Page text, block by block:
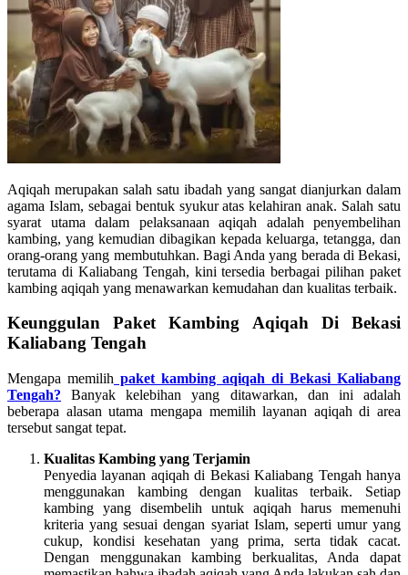
Aqiqah merupakan salah satu ibadah yang sangat dianjurkan dalam
agama Islam, sebagai bentuk syukur atas kelahiran anak. Salah satu
syarat utama dalam pelaksanaan aqiqah adalah penyembelihan
kambing, yang kemudian dibagikan kepada keluarga, tetangga, dan
orang-orang yang membutuhkan. Bagi Anda yang berada di Bekasi,
terutama di Kaliabang Tengah, kini tersedia berbagai pilihan paket
kambing aqiqah yang menawarkan kemudahan dan kualitas terbaik.
Keunggulan Paket Kambing Aqiqah Di Bekasi
Kaliabang Tengah
Mengapa memilih paket kambing aqiqah di Bekasi Kaliabang
Tengah? Banyak kelebihan yang ditawarkan, dan ini adalah
beberapa alasan utama mengapa memilih layanan aqiqah di area
tersebut sangat tepat.
Kualitas Kambing yang Terjamin
Penyedia layanan aqiqah di Bekasi Kaliabang Tengah hanya
menggunakan kambing dengan kualitas terbaik. Setiap
kambing yang disembelih untuk aqiqah harus memenuhi
kriteria yang sesuai dengan syariat Islam, seperti umur yang
cukup, kondisi kesehatan yang prima, serta tidak cacat.
Dengan menggunakan kambing berkualitas, Anda dapat